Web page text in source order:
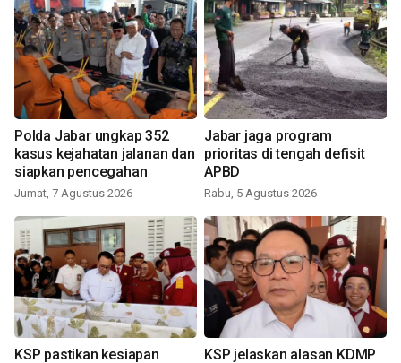
Polda Jabar ungkap 352
kasus kejahatan jalanan dan
siapkan pencegahan
Jumat, 7 Agustus 2026
Jabar jaga program
prioritas di tengah defisit
APBD
Rabu, 5 Agustus 2026
KSP pastikan kesiapan
KSP jelaskan alasan KDMP